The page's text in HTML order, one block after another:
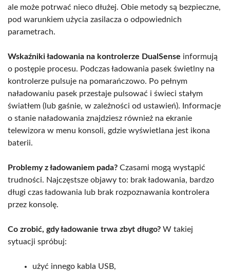
ale może potrwać nieco dłużej. Obie metody są bezpieczne,
pod warunkiem użycia zasilacza o odpowiednich
parametrach.
Wskaźniki ładowania na kontrolerze DualSense informują
o postępie procesu. Podczas ładowania pasek świetlny na
kontrolerze pulsuje na pomarańczowo. Po pełnym
naładowaniu pasek przestaje pulsować i świeci stałym
światłem (lub gaśnie, w zależności od ustawień). Informacje
o stanie naładowania znajdziesz również na ekranie
telewizora w menu konsoli, gdzie wyświetlana jest ikona
baterii.
Problemy z ładowaniem pada? Czasami mogą wystąpić
trudności. Najczęstsze objawy to: brak ładowania, bardzo
długi czas ładowania lub brak rozpoznawania kontrolera
przez konsolę.
Co zrobić, gdy ładowanie trwa zbyt długo? W takiej
sytuacji spróbuj:
użyć innego kabla USB,